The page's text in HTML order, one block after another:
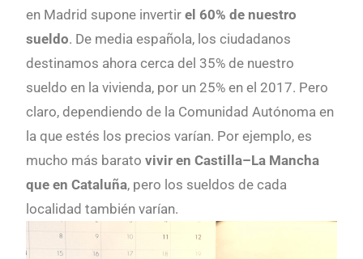
en Madrid supone invertirel 60% de nuestro
sueldo. De media española, los ciudadanos
destinamos ahora cerca del 35% de nuestro
sueldo en la vivienda, por un 25% en el 2017. Pero
claro, dependiendo de la Comunidad Autónoma en
la que estés los precios varían. Por ejemplo, es
mucho más baratovivir en Castilla–La Mancha
que en Cataluña, pero los sueldos de cada
localidad también varían.